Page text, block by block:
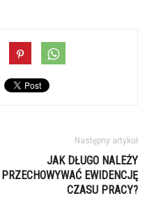
Następny artykuł
JAK DŁUGO NALEŻY
PRZECHOWYWAĆ EWIDENCJĘ
CZASU PRACY?